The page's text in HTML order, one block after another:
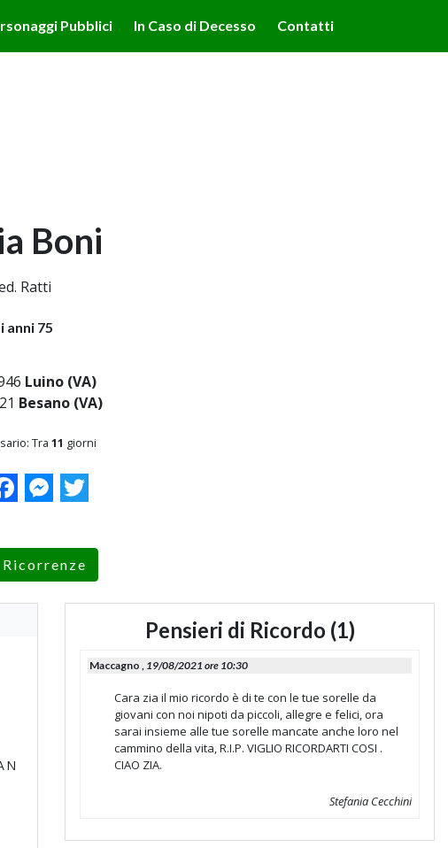
Pubblici In Caso di Decesso Contatti
Boni
Ratti
anni 75
Luino (VA)
Besano (VA)
Tra 11 giorni
FacebookMessenger
Twitter
Pensieri di Ricordo (1)
Maccagno , 19/08/2021 ore 10:30
Cara zia il mio ricordo è di te con le tue sorelle da
giovani con noi nipoti da piccoli, allegre e felici, ora
sarai insieme alle tue sorelle mancate anche loro nel
cammino della vita, R.I.P. VIGLIO RICORDARTI COSI .
CIAO ZIA.
Stefania Cecchini
all'uso dei cookie. Ulteriori informazioni